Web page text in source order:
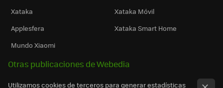
Xataka
Xataka Móvil
Applesfera
Xataka Smart Home
Mundo Xiaomi
Otras publicaciones de Webedia
Utilizamos cookies de terceros para generar estadísticas